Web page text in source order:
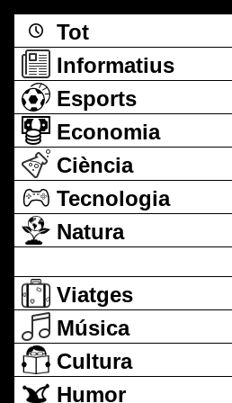
Tot
Informatius
Esports
Economia
Ciència
Tecnologia
Natura
Viatges
Música
Cultura
Humor